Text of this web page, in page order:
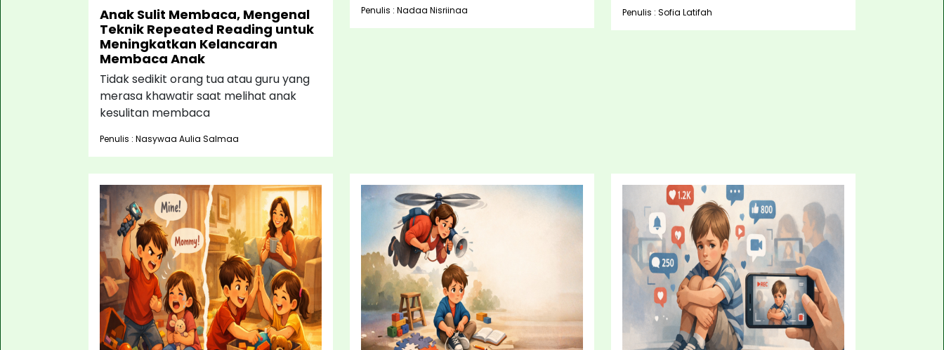
Anak Sulit Membaca, Mengenal
Teknik Repeated Reading untuk
Meningkatkan Kelancaran
Membaca Anak
Tidak sedikit orang tua atau guru yang
merasa khawatir saat melihat anak
kesulitan membaca
Penulis : Nasywaa Aulia Salmaa
Penulis : Nadaa Nisriinaa Penulis : Sofia Latifah